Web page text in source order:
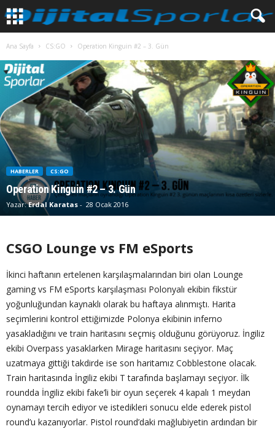
Ana Sayfa CS:GO Operation Kinguin #2 – 3. Gün
HABERLER CS:GO
Operation Kinguin #2 – 3. Gün
Yazar: Erdal Karatas - 28 Ocak 2016
CSGO Lounge vs FM eSports
İkinci haftanın ertelenen karşılaşmalarından biri olan Lounge
gaming vs FM eSports karşılaşması Polonyalı ekibin fikstür
yoğunluğundan kaynaklı olarak bu haftaya alınmıştı. Harita
seçimlerini kontrol ettiğimizde Polonya ekibinin inferno
yasakladığını ve train haritasını seçmiş olduğunu görüyoruz. İngiliz
ekibi Overpass yasaklarken Mirage haritasını seçiyor. Maç
uzatmaya gittiği takdirde ise son haritamız Cobblestone olacak.
Train haritasında İngiliz ekibi T tarafında başlamayı seçiyor. İlk
roundda İngiliz ekibi fake’li bir oyun seçerek 4 kapalı 1 meydan
oynamayı tercih ediyor ve istedikleri sonucu elde ederek pistol
round’u kazanıyorlar. Pistol round’daki mağlubiyetin ardından bir